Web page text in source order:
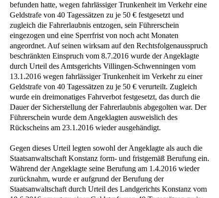
befunden hatte, wegen fahrlässiger Trunkenheit im Verkehr eine
Geldstrafe von 40 Tagessätzen zu je 50 € festgesetzt und
zugleich die Fahrerlaubnis entzogen, sein Führerschein
eingezogen und eine Sperrfrist von noch acht Monaten
angeordnet. Auf seinen wirksam auf den Rechtsfolgenausspruch
beschränkten Einspruch vom 8.7.2016 wurde der Angeklagte
durch Urteil des Amtsgerichts Villingen-Schwenningen vom
13.1.2016 wegen fahrlässiger Trunkenheit im Verkehr zu einer
Geldstrafe von 40 Tagessätzen zu je 50 € verurteilt. Zugleich
wurde ein dreimonatiges Fahrverbot festgesetzt, das durch die
Dauer der Sicherstellung der Fahrerlaubnis abgegolten war. Der
Führerschein wurde dem Angeklagten ausweislich des
Rückscheins am 23.1.2016 wieder ausgehändigt.
Gegen dieses Urteil legten sowohl der Angeklagte als auch die
Staatsanwaltschaft Konstanz form- und fristgemäß Berufung ein.
Während der Angeklagte seine Berufung am 1.4.2016 wieder
zurücknahm, wurde er aufgrund der Berufung der
Staatsanwaltschaft durch Urteil des Landgerichts Konstanz vom